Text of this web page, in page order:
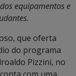
equipamentos e
que oferta
do programa
Pizzini, no